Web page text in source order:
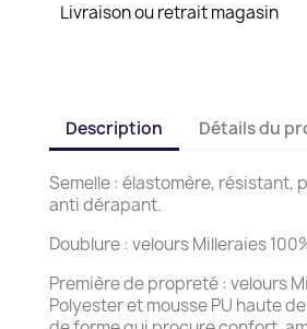
Livraison ou retrait magasin
Description Détails du
Semelle : élastomère, résistant,
anti dérapant.
Doublure : velours Milleraies
Première de propreté : velours
Polyester et mousse PU haute